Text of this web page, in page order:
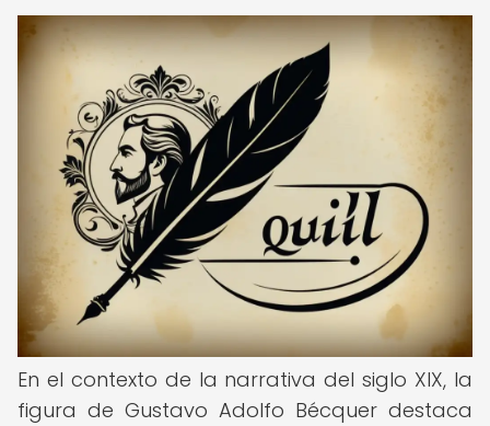
En el contexto de la narrativa del siglo XIX, la
figura de Gustavo Adolfo Bécquer destaca